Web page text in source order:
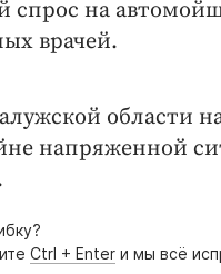
спрос на
врачей.
области
напряженной
Ctrl + Enter и мы всё